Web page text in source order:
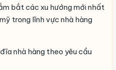
bắt các xu hướng mới nhất
trong lĩnh vực nhà hàng
nhà hàng theo yêu cầu